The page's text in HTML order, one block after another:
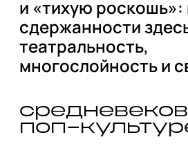
и «тихую роскошь»:
сдержанности
театральность,
поп-